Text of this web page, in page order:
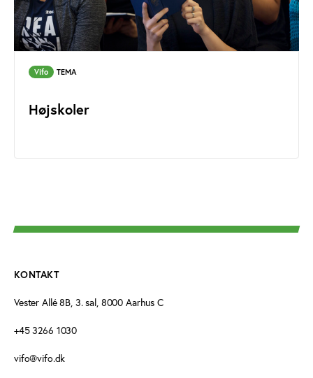
Vifo TEMA
Højskoler
KONTAKT
Vester Allé 8B, 3. sal, 8000 Aarhus C
+45 3266 1030
vifo@vifo.dk